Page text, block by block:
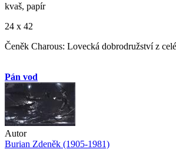
kvaš, papír
24 x 42
Čeněk Charous: Lovecká dobrodružství z
Pán vod
Autor
Burian Zdeněk (1905-1981)